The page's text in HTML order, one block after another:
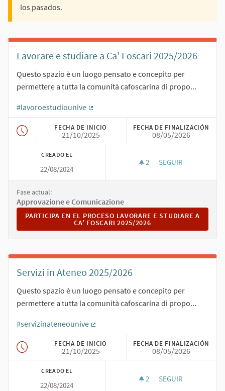
los pasados.
Lavorare e studiare a Ca' Foscari 2025/2026
Questo spazio è un luogo pensato e concepito per
permettere a tutta la comunità cafoscarina di propo...
#lavoroestudiounive
FECHA DE INICIO
21/10/2025
FECHA DE FINALIZACIÓN
08/05/2026
CREADO EL
22/08/2024
2 2 SEGUIDORAS
SEGUIR
Fase actual:
Approvazione e Comunicazione
PARTICIPA EN EL PROCESO LAVORARE E STUDIARE A CA'
PARTICIPA EN EL PROCESO LAVORARE E STUDIARE A
CA' FOSCARI 2025/2026
Servizi in Ateneo 2025/2026
Questo spazio è un luogo pensato e concepito per
permettere a tutta la comunità cafoscarina di propo...
#servizinateneounive
FECHA DE INICIO
21/10/2025
FECHA DE FINALIZACIÓN
08/05/2026
CREADO EL
22/08/2024
2 2 SEGUIDORAS
SEGUIR